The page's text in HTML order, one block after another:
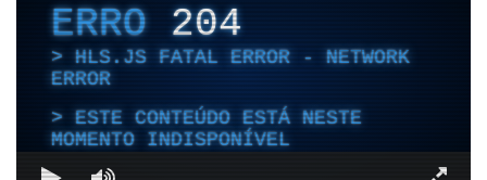
ERRO204
HLS.JS FATAL ERROR - NETWORK
ERROR
ESTE CONTEÚDO ESTÁ NESTE
MOMENTO INDISPONÍVEL